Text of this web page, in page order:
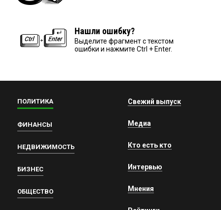
Нашли ошибку?
Выделите фрагмент с текстом
ошибки и нажмите Ctrl + Enter.
ПОЛИТИКА
ФИНАНСЫ
НЕДВИЖИМОСТЬ
БИЗНЕС
ОБЩЕСТВО
Свежий выпуск
Медиа
Кто есть кто
Интервью
Мнения